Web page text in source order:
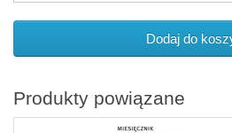
Dodaj do
Produkty powiązane